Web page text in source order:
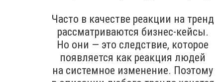
Часто в качестве реакции на тренд
рассматриваются бизнес-кейсы.
Но они — это следствие, которое
появляется как реакция людей
на системное изменение. Поэтому